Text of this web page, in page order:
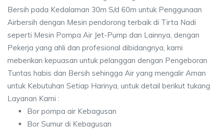
Bersih pada Kedalaman 30m S/d 60m untuk Penggunaan
Airbersih dengan Mesin pendorong terbaik di Tirta Nadi
seperti Mesin Pompa Air Jet-Pump dan Lainnya, dengan
Pekerja yang ahli dan profesional dibidangnya, kami
meberikan kepuasan untuk pelanggan dengan Pengeboran
Tuntas habis dan Bersih sehingga Air yang mengalir Aman
untuk Kebutuhan Setiap Harinya, untuk detail berikut tukang
Layanan Kami :
Bor pompa air Kebagusan
Bor Sumur di Kebagusan